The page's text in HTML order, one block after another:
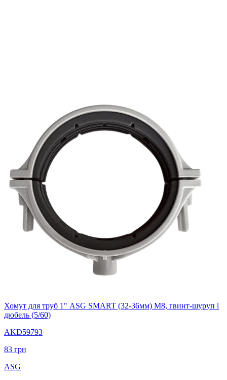
Хомут для труб 1" ASG SMART (32-36мм) M8, гвинт-шуруп і
дюбель (5/60)
AKD59793
83 грн
ASG